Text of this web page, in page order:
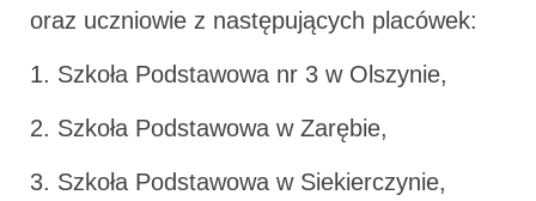
oraz uczniowie z następujących placówek:
1. Szkoła Podstawowa nr 3 w Olszynie,
2. Szkoła Podstawowa w Zarębie,
3. Szkoła Podstawowa w Siekierczynie,